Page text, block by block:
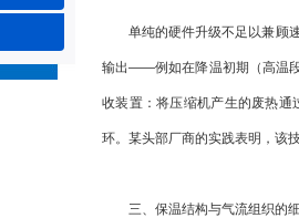
单纯的硬件升级不足以兼顾速
输出——例如在降温初期（高温
收装置：将压缩机产生的废热通
环。某头部厂商的实践表明，该
三、保温结构与气流组织的